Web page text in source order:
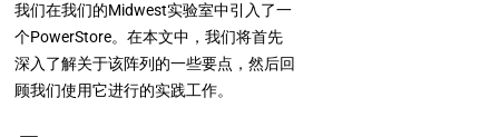
我们在我们的Midwest实验室中引入了一
个PowerStore。在本文中，我们将首先
深入了解关于该阵列的一些要点，然后回
顾我们使用它进行的实践工作。